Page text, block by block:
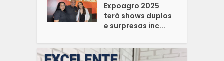
Expoagro 2025
terá shows duplos
e surpresas inc...